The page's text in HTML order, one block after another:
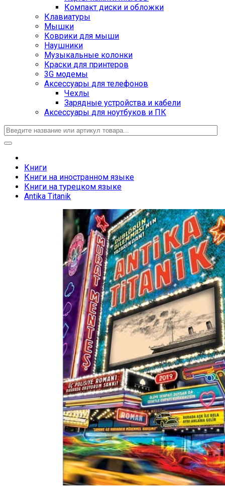
Компакт диски и обложки
Клавиатуры
Мышки
Коврики для мыши
Наушники
Музыкальные колонки
Краски для принтеров
3G модемы
Аксессуары для телефонов
Чехлы
Зарядные устройства и кабели
Аксессуары для ноутбуков и ПК
Книги
Книги на иностранном языке
Книги на турецком языке
Antika Titanik